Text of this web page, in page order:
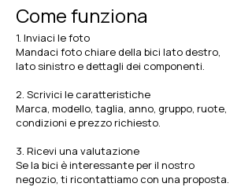
Come funziona
1. Inviaci le foto
Mandaci foto chiare della bici lato destro,
lato sinistro e dettagli dei componenti.
2. Scrivici le caratteristiche
Marca, modello, taglia, anno, gruppo, ruote,
condizioni e prezzo richiesto.
3. Ricevi una valutazione
Se la bici è interessante per il nostro
negozio, ti ricontattiamo con una proposta.